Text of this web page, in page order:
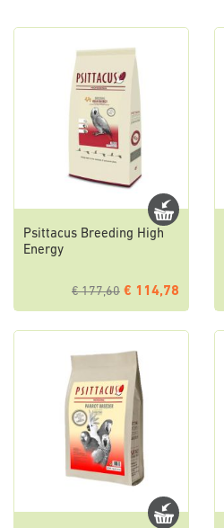
Psittacus Breeding High
Energy
€ 177,60 € 114,78